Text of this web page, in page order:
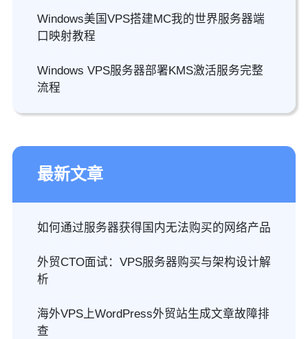
Windows美国VPS搭建MC我的世界服务器端
口映射教程
Windows VPS服务器部署KMS激活服务完整
流程
最新文章
如何通过服务器获得国内无法购买的网络产品
外贸CTO面试：VPS服务器购买与架构设计解
析
海外VPS上WordPress外贸站生成文章故障排
查